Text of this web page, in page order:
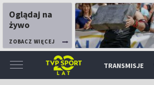
Oglądaj na
żywo
ZOBACZ WIĘCEJ
TRANSMISJE